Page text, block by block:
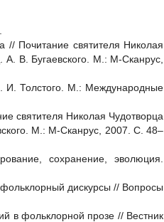
Почитание святителя Николая
А. В. Бугаевского. М.: М-Сканрус,
И. Толстого. М.: Международные
святителя Николая Чудотворца
М.: М-Сканрус, 2007. С. 48–
сохранение, эволюция.
дискурсы // Вопросы
в фольклорной прозе // Вестник